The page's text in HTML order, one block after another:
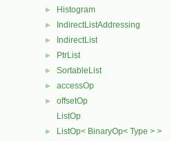
► Histogram
► IndirectListAddressing
► IndirectList
► PtrList
► SortableList
► accessOp
►
offsetOp
ListOp
►
ListOp< BinaryOp< Type > >